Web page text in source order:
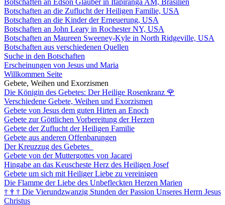
Botschaften an die Zuflucht der Heiligen Familie, USA
Botschaften an die Kinder der Erneuerung, USA
Botschaften an John Leary in Rochester NY, USA
Botschaften an Maureen Sweeney-Kyle in North Ridgeville, USA
Botschaften aus verschiedenen Quellen
Suche in den Botschaften
Erscheinungen von Jesus und Maria
Willkommen Seite
Gebete, Weihen und Exorzismen
Die Königin des Gebetes: Der Heilige Rosenkranz 🌹
Verschiedene Gebete, Weihen und Exorzismen
Gebete von Jesus dem guten Hirten an Enoch
Gebete zur Göttlichen Vorbereitung der Herzen
Gebete der Zuflucht der Heiligen Familie
Gebete aus anderen Offenbarungen
Der Kreuzzug des Gebetes
Gebete von der Muttergottes von Jacarei
Hingabe an das Keuscheste Herz des Heiligen Josef
Gebete um sich mit Heiliger Liebe zu vereinigen
Die Flamme der Liebe des Unbefleckten Herzen Marien
† † † Die Vierundzwanzig Stunden der Passion Unseres Herrn Jesus
Christus